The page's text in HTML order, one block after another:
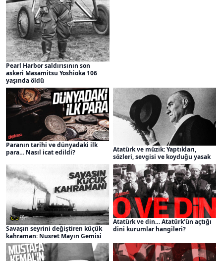
Pearl Harbor saldırısının son
askeri Masamitsu Yoshioka 106
yaşında öldü
Paranın tarihi ve dünyadaki ilk
para… Nasıl icat edildi?
Atatürk ve müzik: Yaptıkları,
sözleri, sevgisi ve koyduğu yasak
Savaşın seyrini değiştiren küçük
kahraman: Nusret Mayın Gemisi
Atatürk ve din… Atatürk’ün açtığı
dini kurumlar hangileri?